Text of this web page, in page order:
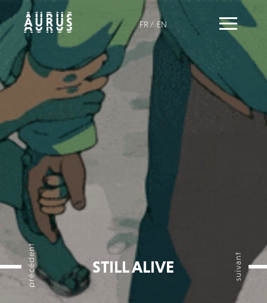
FR / EN
STILL ALIVE suivant
précédent